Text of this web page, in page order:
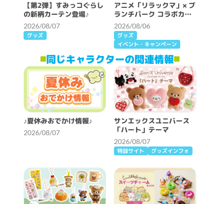
【第2弾】すみっコぐらし
の新柄カーテン登場♪
2026/08/07
グッズ
アニメ「リラックマ」× ブ
ランチパーク コラボカフ
ェ開催決定！
2026/08/06
グッズ
イベント・キャンペーン
同じキャラクターの関連情報
♪夏休みおでかけ情報♪
2026/08/07
サンエックスユニバース
「ハート」テーマ
2026/08/07
特設サイト グッズインフォ